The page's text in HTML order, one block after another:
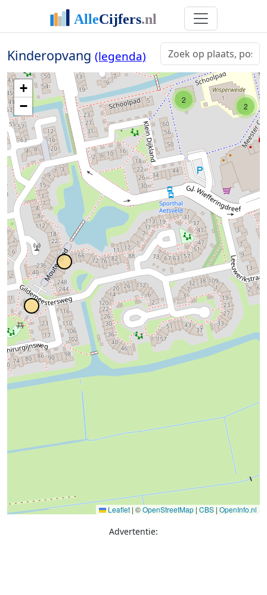
Kinderopvang (legenda)
2
2
+
−
Leaflet | ©OpenStreetMap | CBS | OpenInfo.nl
Advertentie: